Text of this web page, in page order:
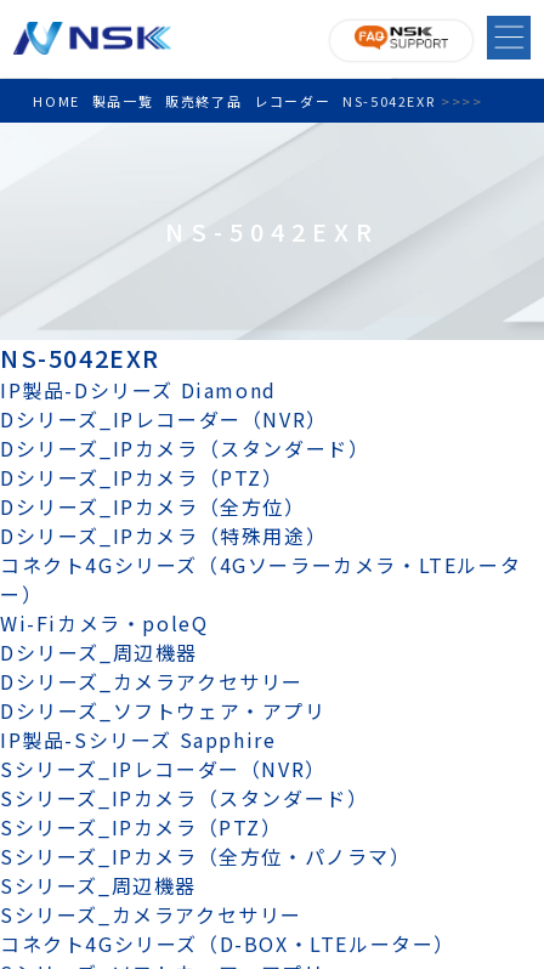
HOME >
製品一覧 >
販売終了品 >
レコーダー >
NS-5042EXR
NS-5042EXR
NS-5042EXR
IP製品-Dシリーズ Diamond
Dシリーズ_IPレコーダー（NVR）
Dシリーズ_IPカメラ（スタンダード）
Dシリーズ_IPカメラ（PTZ）
Dシリーズ_IPカメラ（全方位）
Dシリーズ_IPカメラ（特殊用途）
コネクト4Gシリーズ（4Gソーラーカメラ・LTEルータ
ー）
Wi-Fiカメラ・poleQ
Dシリーズ_周辺機器
Dシリーズ_カメラアクセサリー
Dシリーズ_ソフトウェア・アプリ
IP製品-Sシリーズ Sapphire
Sシリーズ_IPレコーダー（NVR）
Sシリーズ_IPカメラ（スタンダード）
Sシリーズ_IPカメラ（PTZ）
Sシリーズ_IPカメラ（全方位・パノラマ）
Sシリーズ_周辺機器
Sシリーズ_カメラアクセサリー
コネクト4Gシリーズ（D-BOX・LTEルーター）